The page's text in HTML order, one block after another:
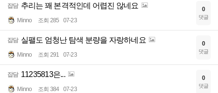
잡담 추리는 꽤 본격적인데 어렵진 않네요
Minno 조회 285 07-23
0
댓글
잡담 실팰도 엄청난 탐색 분량을 자랑하네요
Minno 조회 291 07-23
0
댓글
잡담 11235813은...
Minno 조회 384 07-23
0
댓글